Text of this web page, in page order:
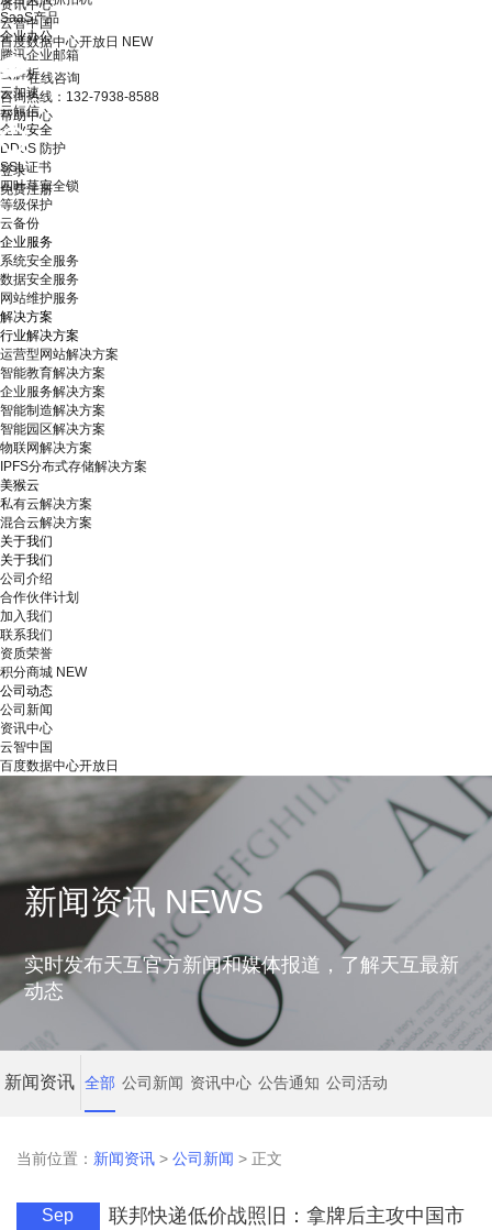
资讯中心
云智中国
百度数据中心开放日 NEW
在线咨询
咨询热线：132-7938-8588
帮助中心
登录
免费注册
SaaS产品
企业办公
腾讯企业邮箱
云解析
云加速
云短信
企业安全
DDoS 防护
SSL证书
四叶草安全锁
等级保护
云备份
企业服务
系统安全服务
数据安全服务
网站维护服务
解决方案
行业解决方案
运营型网站解决方案
智能教育解决方案
企业服务解决方案
智能制造解决方案
智能园区解决方案
物联网解决方案
IPFS分布式存储解决方案
美猴云
私有云解决方案
混合云解决方案
关于我们
关于我们
公司介绍
合作伙伴计划
加入我们
联系我们
资质荣誉
积分商城 NEW
公司动态
公司新闻
资讯中心
云智中国
百度数据中心开放日
新闻资讯 NEWS
实时发布天互官方新闻和媒体报道，了解天互最新
动态
新闻资讯 全部 公司新闻 资讯中心 公告通知 公司活动
当前位置： 新闻资讯 >公司新闻 > 正文
Sep
联邦快递低价战照旧：拿牌后主攻中国市